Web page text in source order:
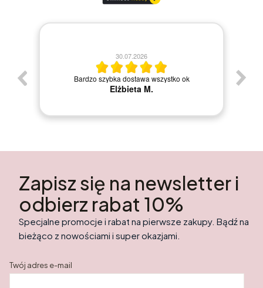
30.07.2026
Bardzo szybka dostawa wszystko ok
Elżbieta M.
Zapisz się na newsletter i
odbierz rabat 10%
Specjalne promocje i rabat na pierwsze zakupy. Bądź na
bieżąco z nowościami i super okazjami.
Twój adres e-mail